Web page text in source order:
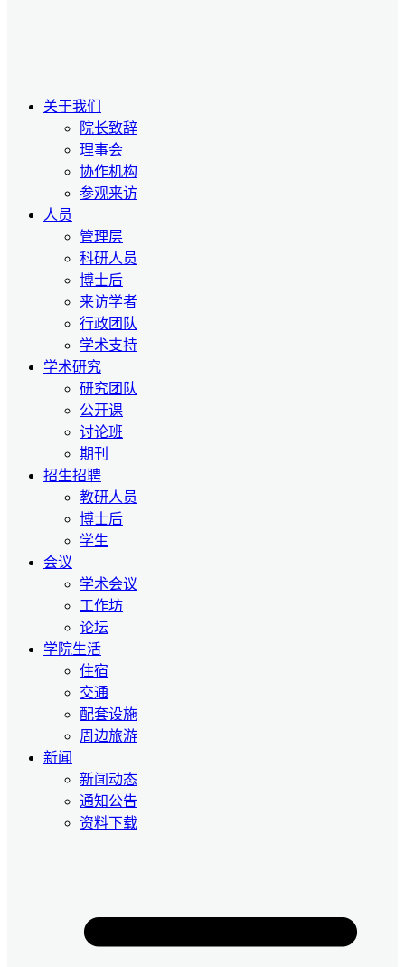
关于我们
院长致辞
理事会
协作机构
参观来访
人员
管理层
科研人员
博士后
来访学者
行政团队
学术支持
学术研究
研究团队
公开课
讨论班
期刊
招生招聘
教研人员
博士后
学生
会议
学术会议
工作坊
论坛
学院生活
住宿
交通
配套设施
周边旅游
新闻
新闻动态
通知公告
资料下载